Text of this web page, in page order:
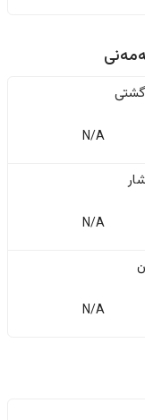
گشتی
N/A
N/A
N/A